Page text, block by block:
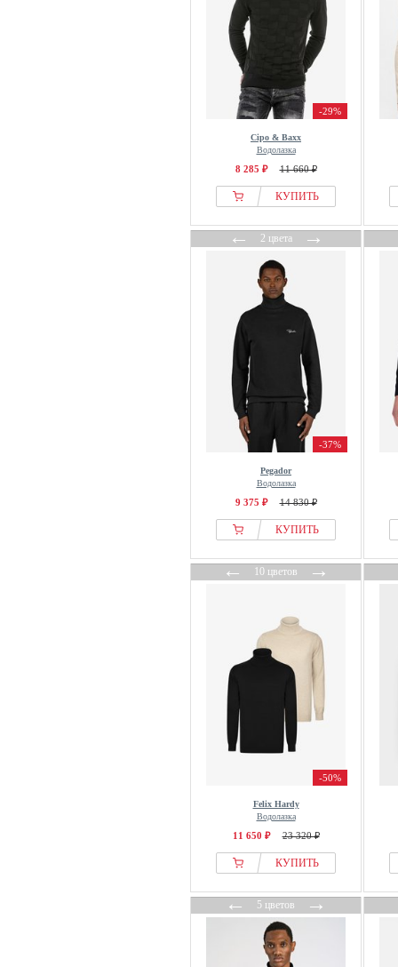
-29%
Cipo & Baxx
Водолазка
8 285 ₽ 11 660 ₽
КУПИТЬ
←2 цвета→
-37%
Pegador
Водолазка
9 375 ₽ 14 830 ₽
КУПИТЬ
←10 цветов→
-50%
Felix Hardy
Водолазка
11 650 ₽ 23 320 ₽
КУПИТЬ
←5 цветов→